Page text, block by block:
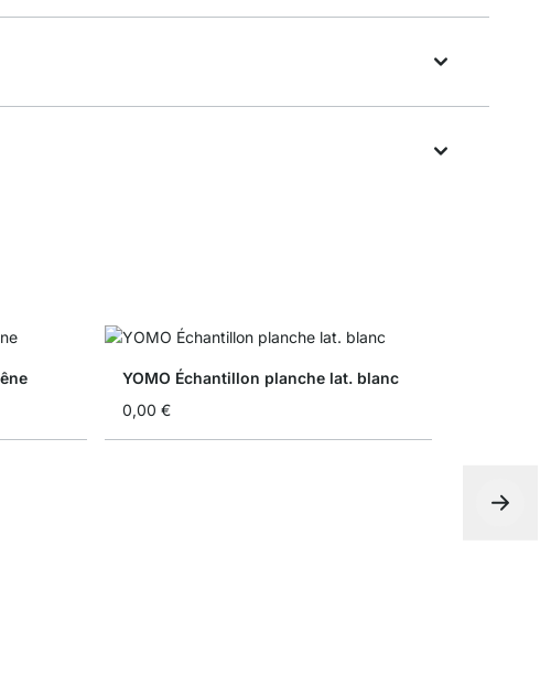
YOMO Échantillon planche lat. blanc
0,00 €